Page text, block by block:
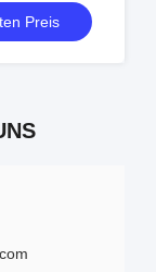
Preis